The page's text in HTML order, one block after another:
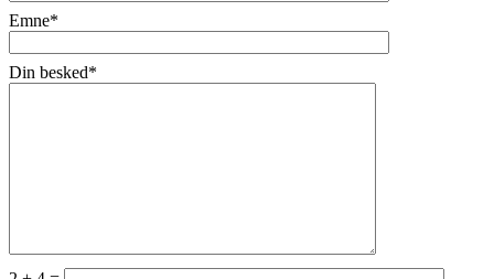
Emne*
Din besked*